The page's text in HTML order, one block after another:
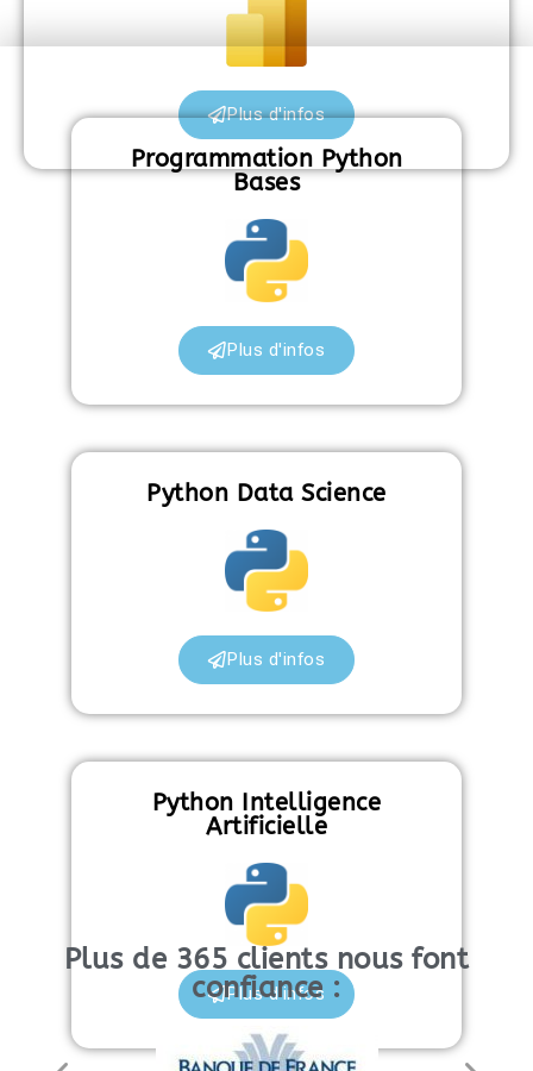
Plus d'infos
Programmation Python
Bases
Plus d'infos
Python Data Science
Plus d'infos
Python Intelligence
Artificielle
Plus d'infos
Plus de 365 clients nous font
confiance :